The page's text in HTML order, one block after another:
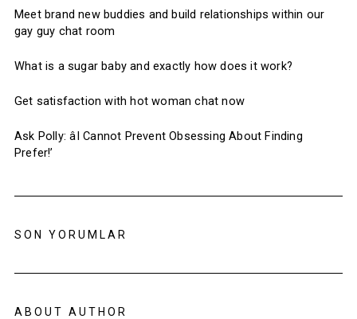
Meet brand new buddies and build relationships within our
gay guy chat room
What is a sugar baby and exactly how does it work?
Get satisfaction with hot woman chat now
Ask Polly: âI Cannot Prevent Obsessing About Finding
Prefer!’
SON YORUMLAR
ABOUT AUTHOR